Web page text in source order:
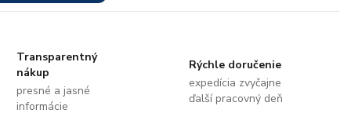
Transparentný
nákup
presné a jasné
informácie
Rýchle doručenie
expedícia zvyčajne
ďalší pracovný deň